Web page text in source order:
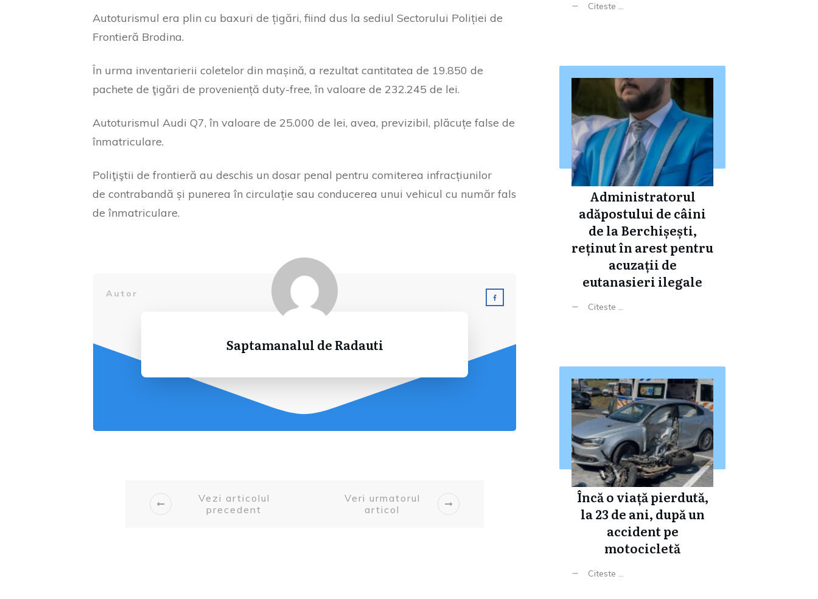
Autoturismul era plin cu baxuri de țigări, fiind dus la sediul Sectorului Poliției de
Frontieră Brodina.
În urma inventarierii coletelor din mașină, a rezultat cantitatea de 19.850 de
pachete de ţigări de proveniență duty-free, în valoare de 232.245 de lei.
Autoturismul Audi Q7, în valoare de 25.000 de lei, avea, previzibil, plăcuțe false de
înmatriculare.
Poliţiştii de frontieră au deschis un dosar penal pentru comiterea infracțiunilor
de contrabandă și punerea în circulație sau conducerea unui vehicul cu număr fals
de înmatriculare.
Autor
Saptamanalul de Radauti
Vezi articolul
precedent
Veri urmatorul
articol
Citeste ...
Administratorul
adăpostului de câini
de la Berchișești,
reținut în arest pentru
acuzații de
eutanasieri ilegale
Citeste ...
Încă o viață pierdută,
la 23 de ani, după un
accident pe
motocicletă
Citeste ...